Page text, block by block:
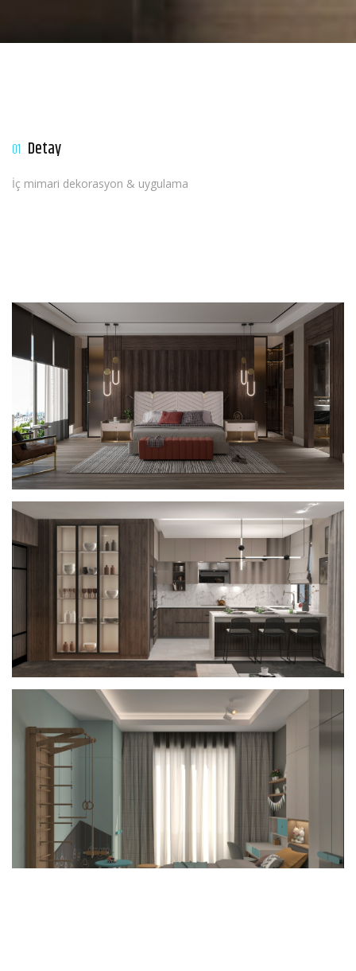
01 Detay
İç mimari dekorasyon & uygulama